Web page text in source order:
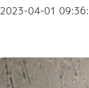
2023-04-01